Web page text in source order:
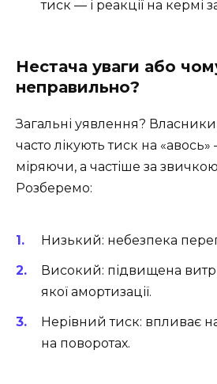
тиск — і реакції на кермі
Нестача уваги або
неправильно?
Загальні уявлення?
часто лікують тиск на
міряючи, а частіше за
Розберемо:
Низький: небезпека
Високий: підвищена
якої амортизації.
Нерівний тиск: впливає
на поворотах.